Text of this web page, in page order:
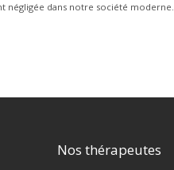
dans notre société moderne.
Nos thérapeutes